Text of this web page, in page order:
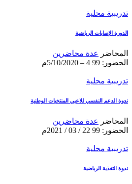
تدريبية محلية
الدورة الإصابات الرياضية
المحاضر
عدة محاضرين
الحضور: 99
4 – 5/10/2020م
تدريبية محلية
ندوة الدعم النفسي للاعبي المنتخبات الوطنية
المحاضر
عدة محاضرين
الحضور: 99
22 / 03 / 2021م
تدريبية محلية
ندوة التغذية الرياضية